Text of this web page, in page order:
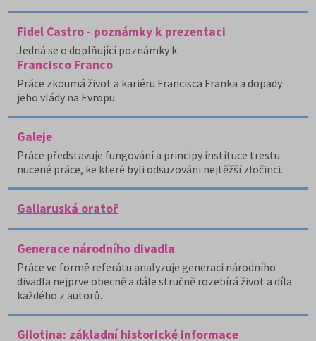
Fidel Castro - poznámky k prezentaci
Jedná se o doplňující poznámky k
Francisco Franco
Práce zkoumá život a kariéru Francisca Franka a dopady
jeho vlády na Evropu.
Galeje
Práce představuje fungování a principy instituce trestu
nucené práce, ke které byli odsuzováni nejtěžší zločinci.
Gallaruská oratoř
Generace národního divadla
Práce ve formě referátu analyzuje generaci národního
divadla nejprve obecně a dále stručně rozebírá život a díla
každého z autorů.
Gilotina: základní historické informace